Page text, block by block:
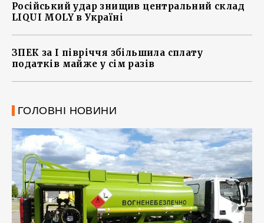
Російський удар знищив центральний склад
LIQUI MOLY в Україні
ЗПЕК за І півріччя збільшила сплату
податків майже у сім разів
ГОЛОВНІ НОВИНИ